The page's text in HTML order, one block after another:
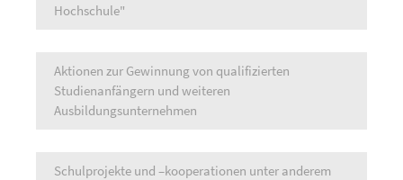
Hochschule"
Aktionen zur Gewinnung von qualifizierten
Studienanfängern und weiteren
Ausbildungsunternehmen
Schulprojekte und –kooperationen unter anderem